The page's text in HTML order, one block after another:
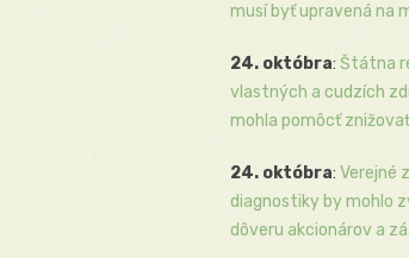
musí byť upravená na
24. októbra: Štátna
vlastných a cudzích
mohla pomôcť
24. októbra: Verejné
diagnostiky by mohlo
dôveru akcionárov a